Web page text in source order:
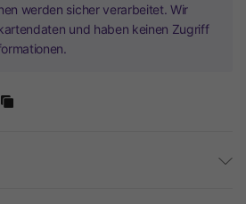
werden sicher verarbeitet. Wir
und haben keinen Zugriff